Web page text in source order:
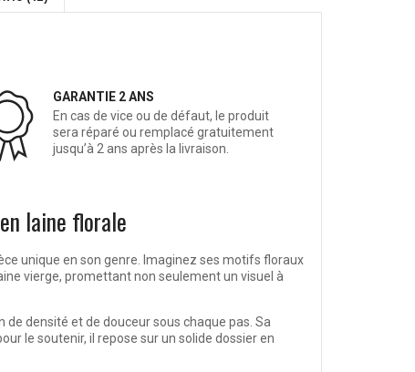
GARANTIE 2 ANS
En cas de vice ou de défaut, le produit
sera réparé ou remplacé gratuitement
jusqu’à 2 ans après la livraison.
laine florale
unique en son genre. Imaginez ses motifs floraux
vierge, promettant non seulement un visuel à
densité et de douceur sous chaque pas. Sa
le soutenir, il repose sur un solide dossier en